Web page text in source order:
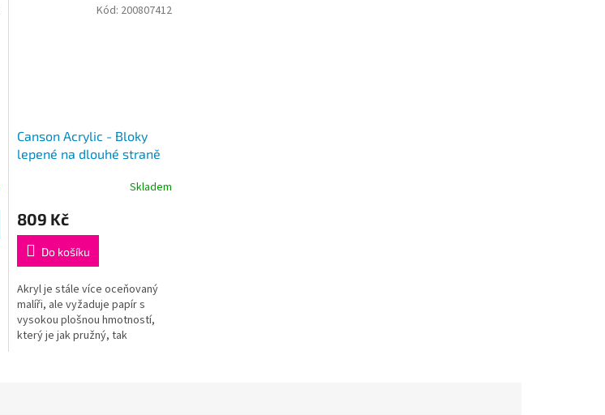
Canson Acrylic - Bloky
lepené na dlouhé straně
Skladem
809 Kč
Do košíku
Akryl je stále více oceňovaný
malíři, ale vyžaduje papír s
vysokou plošnou hmotností,
který je jak pružný, tak
Kód: 200807412